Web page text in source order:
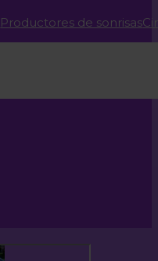
Productores de sonrisas